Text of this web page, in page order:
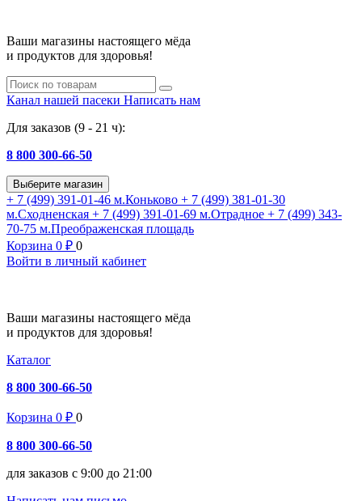
Ваши магазины настоящего мёда
и продуктов для здоровья!
Канал нашей пасеки Написать нам
Для заказов (9 - 21 ч):
8 800 300-66-50
Выберите магазин
+ 7 (499) 391-01-46 м.Коньково + 7 (499) 381-01-30
м.Сходненская + 7 (499) 391-01-69 м.Отрадное + 7 (499) 343-
70-75 м.Преображенская площадь
Корзина 0 ₽ 0
Войти в личный кабинет
Ваши магазины настоящего мёда
и продуктов для здоровья!
Каталог
8 800 300-66-50
Корзина 0 ₽ 0
8 800 300-66-50
для заказов с 9:00 до 21:00